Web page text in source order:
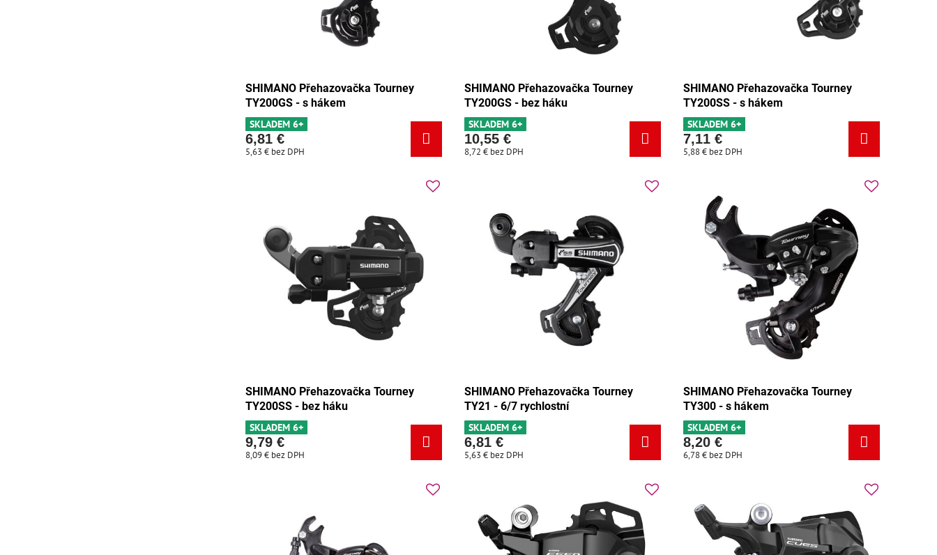
SHIMANO Přehazovačka Tourney
TY200GS - s hákem
SKLADEM 6+
6,81 €
5,63 € bez DPH
SHIMANO Přehazovačka Tourney
TY200GS - bez háku
SKLADEM 6+
10,55 €
8,72 € bez DPH
SHIMANO Přehazovačka Tourney
TY200SS - s hákem
SKLADEM 6+
7,11 €
5,88 € bez DPH
SHIMANO Přehazovačka Tourney
TY200SS - bez háku
SKLADEM 6+
9,79 €
8,09 € bez DPH
SHIMANO Přehazovačka Tourney
TY21 - 6/7 rychlostní
SKLADEM 6+
6,81 €
5,63 € bez DPH
SHIMANO Přehazovačka Tourney
TY300 - s hákem
SKLADEM 6+
8,20 €
6,78 € bez DPH